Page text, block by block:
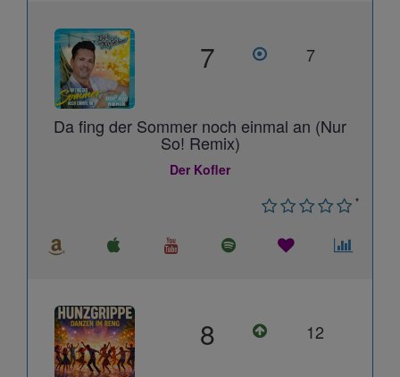
7 7
Da fing der Sommer noch einmal an (Nur
So! Remix)
Der Kofler
*
8 12